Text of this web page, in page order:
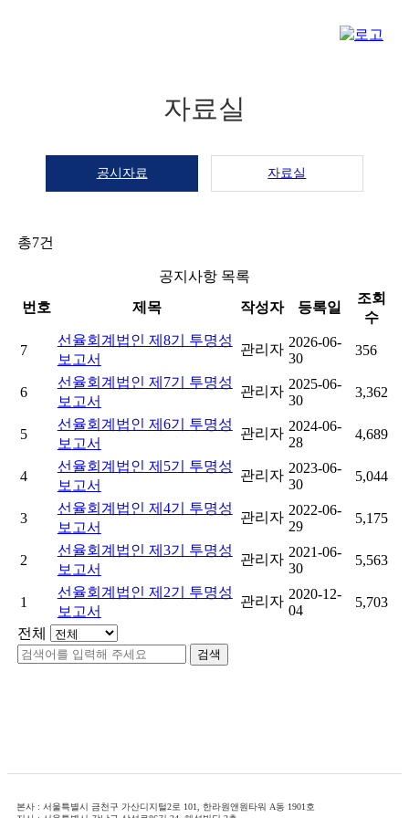
자료실
공시자료 자료실
총7건
공지사항 목록
번호
제목 작성자 등록일
조회
수
7
선율회계법인 제8기 투명성
보고서
관리자 2026-06-
30
356
6
선율회계법인 제7기 투명성
보고서
관리자 2025-06-
30
3,362
5
선율회계법인 제6기 투명성
보고서
관리자 2024-06-
28
4,689
4
선율회계법인 제5기 투명성
보고서
관리자 2023-06-
30
5,044
3
선율회계법인 제4기 투명성
보고서
관리자 2022-06-
29
5,175
2
선율회계법인 제3기 투명성
보고서
관리자 2021-06-
30
5,563
1
선율회계법인 제2기 투명성
보고서
관리자 2020-12-
04
5,703
전체
본사 : 서울특별시 금천구 가산디지털2로 101, 한라원앤원타워 A동 1901호